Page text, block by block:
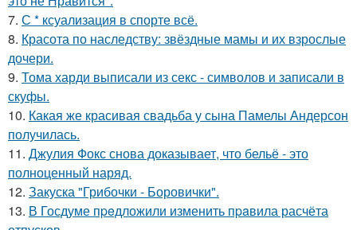
7. С * ксуализация в спорте всё.
8. Красота по наследству: звёздные мамы и их взрослые
дочери.
9. Тома харди выписали из секс - символов и записали в
скуфы.
10. Какая же красивая свадьба у сына Памелы Андерсон
получилась.
11. Джулия Фокс снова доказывает, что бельё - это
полноценный наряд.
12. Закуска "Грибочки - Боровички".
13. В Госдуме пpeдложили изменить пpaвила расчёта